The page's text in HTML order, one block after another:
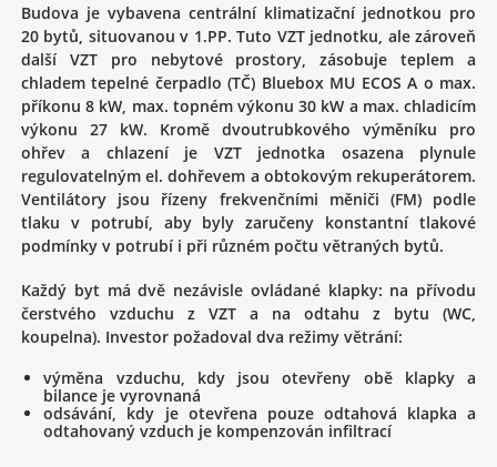
Budova je vybavena centrální klimatizační jednotkou pro
20 bytů, situovanou v 1.PP. Tuto VZT jednotku, ale zároveň
další VZT pro nebytové prostory, zásobuje teplem a
chladem tepelné čerpadlo (TČ) Bluebox MU ECOS A o max.
příkonu 8 kW, max. topném výkonu 30 kW a max. chladicím
výkonu 27 kW. Kromě dvoutrubkového výměníku pro
ohřev a chlazení je VZT jednotka osazena plynule
regulovatelným el. dohřevem a obtokovým rekuperátorem.
Ventilátory jsou řízeny frekvenčními měniči (FM) podle
tlaku v potrubí, aby byly zaručeny konstantní tlakové
podmínky v potrubí i při různém počtu větraných bytů.
Každý byt má dvě nezávisle ovládané klapky: na přívodu
čerstvého vzduchu z VZT a na odtahu z bytu (WC,
koupelna). Investor požadoval dva režimy větrání:
výměna vzduchu, kdy jsou otevřeny obě klapky a
bilance je vyrovnaná
odsávání, kdy je otevřena pouze odtahová klapka a
odtahovaný vzduch je kompenzován infiltrací